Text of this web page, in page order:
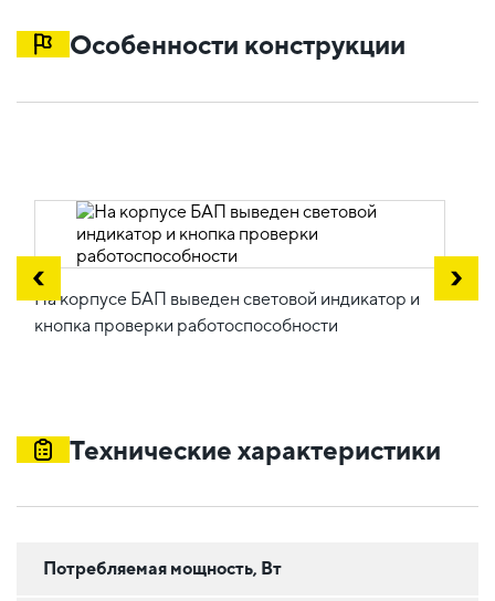
Особенности конструкции
На корпусе БАП выведен световой индикатор и
кнопка проверки работоспособности
Технические характеристики
Потребляемая мощность, Вт